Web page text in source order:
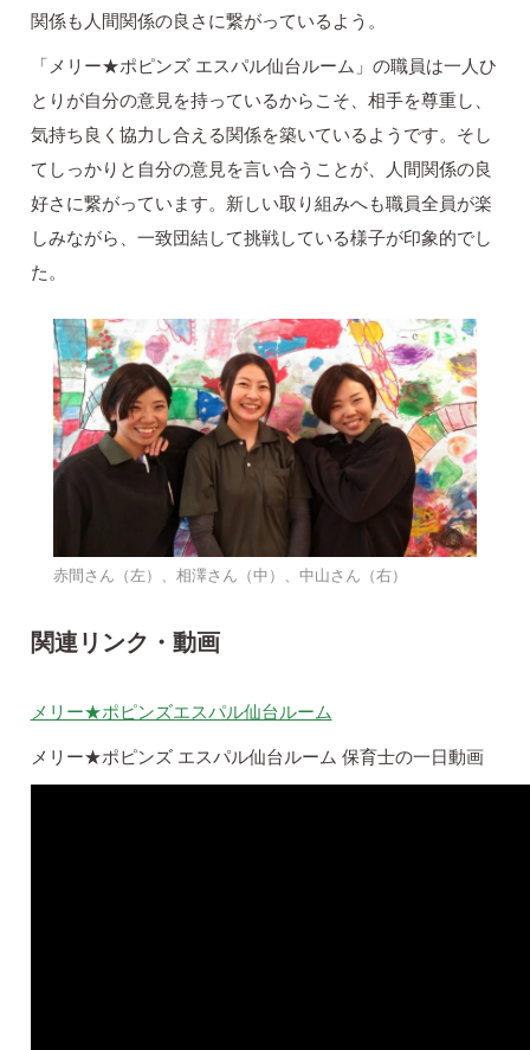
関係も人間関係の良さに繋がっているよう。
「メリー★ポピンズ エスパル仙台ルーム」の職員は一人ひ
とりが自分の意見を持っているからこそ、相手を尊重し、
気持ち良く協力し合える関係を築いているようです。そし
てしっかりと自分の意見を言い合うことが、人間関係の良
好さに繋がっています。新しい取り組みへも職員全員が楽
しみながら、一致団結して挑戦している様子が印象的でし
た。
赤間さん（左）、相澤さん（中）、中山さん（右）
関連リンク・動画
メリー★ポピンズエスパル仙台ルーム
メリー★ポピンズ エスパル仙台ルーム 保育士の一日動画